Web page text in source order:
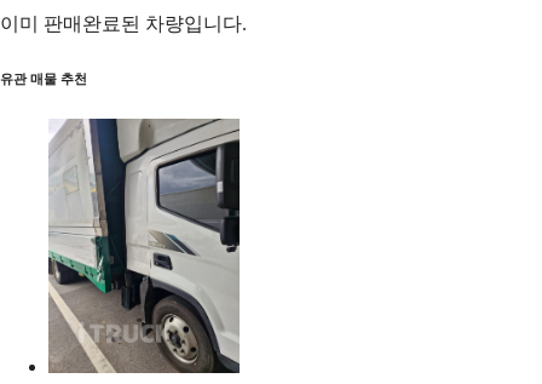
이미 판매완료된 차량입니다.
유관 매물 추천